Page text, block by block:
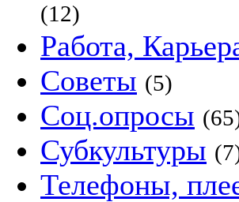
(12)
Работа,
Советы (5)
Соц.опросы
Субкультуры
Телефоны,